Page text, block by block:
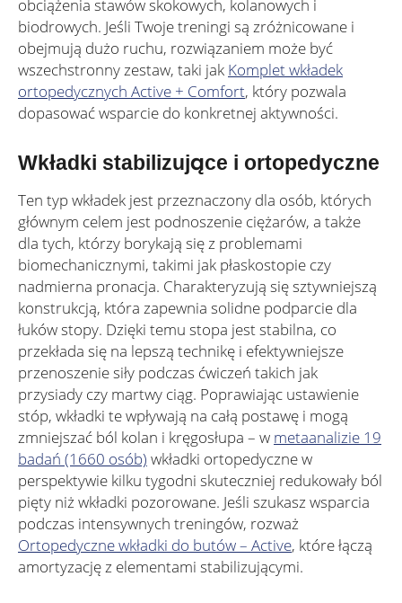
obciążenia stawów skokowych, kolanowych i
biodrowych. Jeśli Twoje treningi są zróżnicowane i
obejmują dużo ruchu, rozwiązaniem może być
wszechstronny zestaw, taki jak Komplet wkładek
ortopedycznych Active + Comfort, który pozwala
dopasować wsparcie do konkretnej aktywności.
Wkładki stabilizujące i ortopedyczne
Ten typ wkładek jest przeznaczony dla osób, których
głównym celem jest podnoszenie ciężarów, a także
dla tych, którzy borykają się z problemami
biomechanicznymi, takimi jak płaskostopie czy
nadmierna pronacja. Charakteryzują się sztywniejszą
konstrukcją, która zapewnia solidne podparcie dla
łuków stopy. Dzięki temu stopa jest stabilna, co
przekłada się na lepszą technikę i efektywniejsze
przenoszenie siły podczas ćwiczeń takich jak
przysiady czy martwy ciąg. Poprawiając ustawienie
stóp, wkładki te wpływają na całą postawę i mogą
zmniejszać ból kolan i kręgosłupa – w metaanalizie 19
badań (1660 osób) wkładki ortopedyczne w
perspektywie kilku tygodni skuteczniej redukowały ból
pięty niż wkładki pozorowane. Jeśli szukasz wsparcia
podczas intensywnych treningów, rozważ
Ortopedyczne wkładki do butów – Active, które łączą
amortyzację z elementami stabilizującymi.